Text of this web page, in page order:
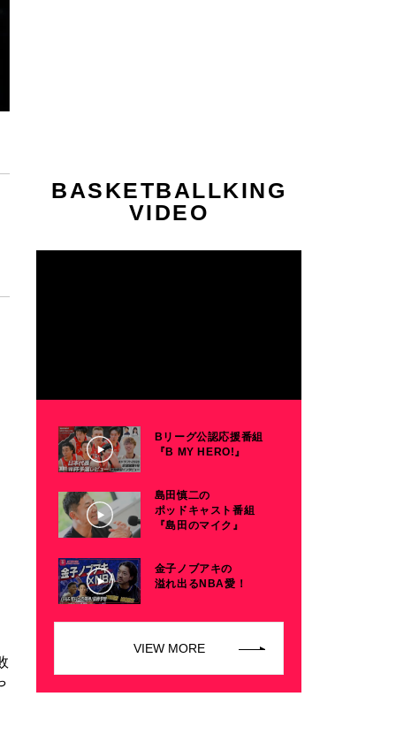
BASKETBALLKING
VIDEO
Bリーグ公認応援番組
『B MY HERO!』
島田慎二の
ポッドキャスト番組
『島田のマイク』
金子ノブアキの
溢れ出るNBA愛！
VIEW MORE